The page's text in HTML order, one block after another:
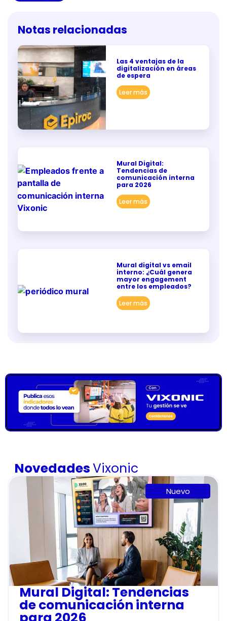
Notas relacionadas
Las 4 ventajas de la
digitalización en áreas
de espera
Leer más
Mural Digital:
Tendencias de
comunicación interna
para 2026
Leer más
Mural digital vs email
interno: ¿Cuál genera
mayor engagement
entre los empleados?
Leer más
NovedadesVixonic
Nuevo
Mural Digital: Tendencias
de comunicación interna